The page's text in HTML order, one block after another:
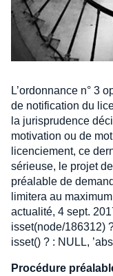
L’ordonnance n° 3
de notification du
la jurisprudence
motivation ou de
licenciement, ce
sérieuse, le projet
préalable de
limitera au
actualité, 4 sept.
isset(node/186312)
isset() ? : NULL,
Procédure